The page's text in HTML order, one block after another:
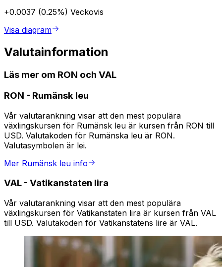
+0.0037 (0.25%) Veckovis
Visa diagram
Valutainformation
Läs mer om RON och VAL
RON - Rumänsk leu
Vår valutarankning visar att den mest populära
växlingskursen för Rumänsk leu är kursen från RON till
USD. Valutakoden för Rumänska leu är RON.
Valutasymbolen är lei.
Mer Rumänsk leu info
VAL - Vatikanstaten lira
Vår valutarankning visar att den mest populära
växlingskursen för Vatikanstaten lira är kursen från VAL
till USD. Valutakoden för Vatikanstatens lire är VAL.